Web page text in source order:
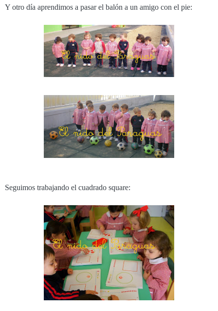
Y otro día aprendimos a pasar el balón a un amigo con el pie:
Seguimos trabajando el cuadrado square: